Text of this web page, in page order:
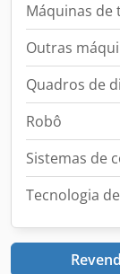
Máquinas de
Outras
Quadros de
Robô
Sistemas de
Tecnologia